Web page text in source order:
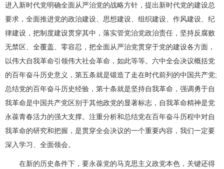
进入新时代党明确全面从严治党的战略方针，提出新时代党的建设总
要求，全面推进党的政治建设、思想建设、组织建设、作风建设、纪
律建设，把制度建设贯穿其中，落实管党治党政治责任，坚持反腐败
无禁区、全覆盖、零容忍，把全面从严治党贯穿于党的建设各方面，
以伟大自我革命引领伟大社会革命，如此等等。六中全会决议概括党
的百年奋斗历史意义，第五条就是锻造了走在时代前列的中国共产党;
总结党的百年奋斗历史经验，第十条就是坚持自我革命，强调勇于自
我革命是中国共产党区别于其他政党的显著标志，自我革命精神是党
永葆青春活力的强大支撑。注重分析和总结党在百年奋斗历程中对自
我革命的研究和把握，是贯穿全会决议的一个重要内容，我们一定要
深入学习、全面领会。
在新的历史条件下，要永葆党的马克思主义政党本色，关键还得